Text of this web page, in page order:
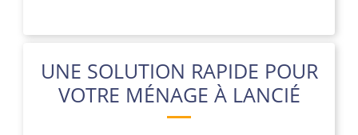
UNE SOLUTION RAPIDE POUR
VOTRE MÉNAGE À LANCIÉ